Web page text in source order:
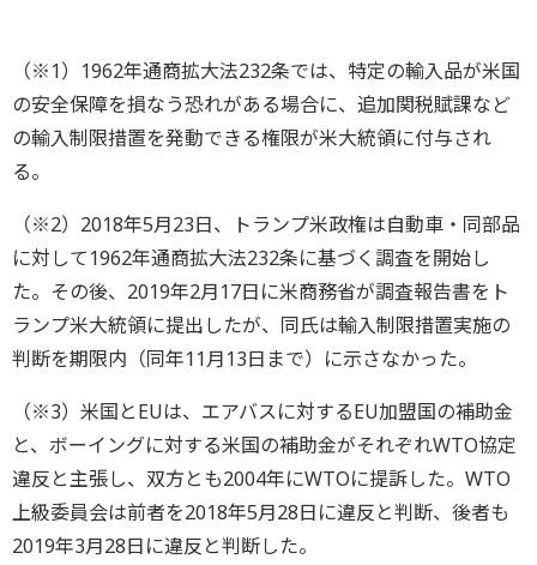
（※1）1962年通商拡大法232条では、特定の輸入品が米国
の安全保障を損なう恐れがある場合に、追加関税賦課など
の輸入制限措置を発動できる権限が米大統領に付与され
る。
（※2）2018年5月23日、トランプ米政権は自動車・同部品
に対して1962年通商拡大法232条に基づく調査を開始し
た。その後、2019年2月17日に米商務省が調査報告書をト
ランプ米大統領に提出したが、同氏は輸入制限措置実施の
判断を期限内（同年11月13日まで）に示さなかった。
（※3）米国とEUは、エアバスに対するEU加盟国の補助金
と、ボーイングに対する米国の補助金がそれぞれWTO協定
違反と主張し、双方とも2004年にWTOに提訴した。WTO
上級委員会は前者を2018年5月28日に違反と判断、後者も
2019年3月28日に違反と判断した。